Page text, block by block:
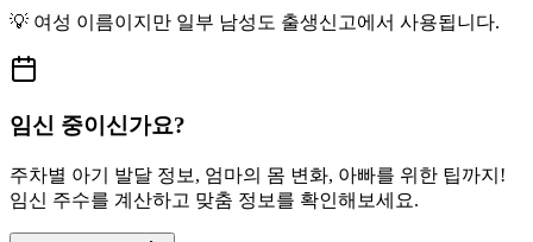
💡 여성 이름이지만 일부 남성도 출생신고에서 사용됩니다.
임신 중이신가요?
주차별 아기 발달 정보, 엄마의 몸 변화, 아빠를 위한 팁까지!
임신 주수를 계산하고 맞춤 정보를 확인해보세요.